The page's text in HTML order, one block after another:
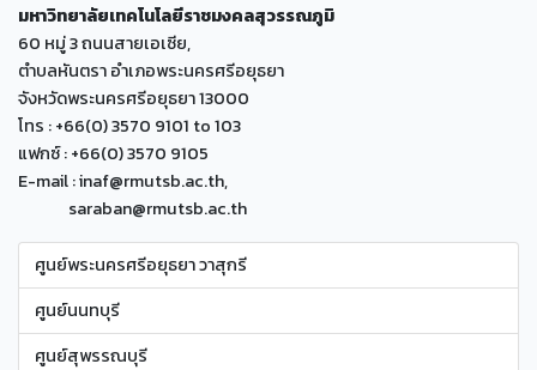
มหาวิทยาลัยเทคโนโลยีราชมงคลสุวรรณภูมิ
60 หมู่ 3 ถนนสายเอเซีย,
ตำบลหันตรา อำเภอพระนครศรีอยุธยา
จังหวัดพระนครศรีอยุธยา 13000
โทร : +66(0) 3570 9101 to 103
แฟกซ์ : +66(0) 3570 9105
E-mail : inaf@rmutsb.ac.th,
saraban@rmutsb.ac.th
ศูนย์พระนครศรีอยุธยา วาสุกรี
ศูนย์นนทบุรี
ศูนย์สุพรรณบุรี